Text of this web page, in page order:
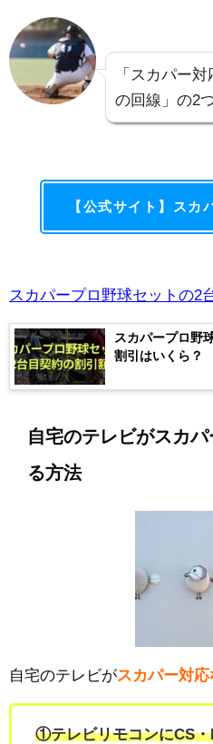
「スカパー
の回線」の2
【公式サイト】スカ
スカパープロ野球セットの2
スカパープロ野
割引はいくら？
自宅のテレビがスカ
る方法
自宅のテレビがスカパー対
①テレビリモコンにCS